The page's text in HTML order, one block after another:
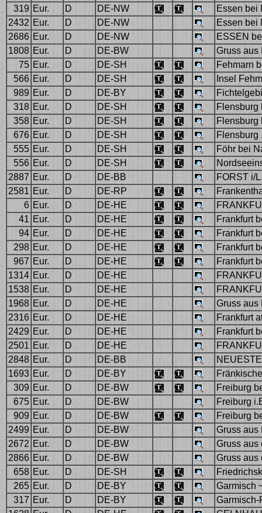
319 Eur. D DE-NW
Essen bei
2432 Eur. D DE-NW
Essen bei
2686 Eur. D DE-NW
ESSEN
1808 Eur. D DE-BW
Gruss aus
75 Eur. D DE-SH
Fehmarn
566 Eur. D DE-SH
Insel
989 Eur. D DE-BY
318 Eur. D DE-SH
Flensburg
358 Eur. D DE-SH
Flensburg
676 Eur. D DE-SH
Flensburg
555 Eur. D DE-SH
Föhr bei
556 Eur. D DE-SH
2887 Eur. D DE-BB
FORST i/
2581 Eur. D DE-RP
6 Eur. D DE-HE
41 Eur. D DE-HE
Frankfurt
94 Eur. D DE-HE
Frankfurt
298 Eur. D DE-HE
Frankfurt
967 Eur. D DE-HE
Frankfurt
1314 Eur. D DE-HE
1538 Eur. D DE-HE
1968 Eur. D DE-HE
Gruss aus
2316 Eur. D DE-HE
Frankfurt
2429 Eur. D DE-HE
Frankfurt
2501 Eur. D DE-HE
2848 Eur. D DE-BB
1693 Eur. D DE-BY
309 Eur. D DE-BW
Freiburg
675 Eur. D DE-BW
Freiburg
909 Eur. D DE-BW
Freiburg
2499 Eur. D DE-BW
Gruss aus
2672 Eur. D DE-BW
Gruss aus
2866 Eur. D DE-BW
Gruss aus
658 Eur. D DE-SH
265 Eur. D DE-BY
Garmisch
317 Eur. D DE-BY
Garmisch-